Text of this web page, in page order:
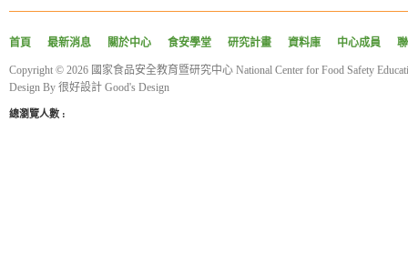
首頁 最新消息 關於中心 食安學堂 研究計畫 資料庫 中心成員
Copyright © 2026 國家食品安全教育暨研究中心 National Center for Food Safety
Design By 很好設計 Good's Design
總瀏覽人數 :